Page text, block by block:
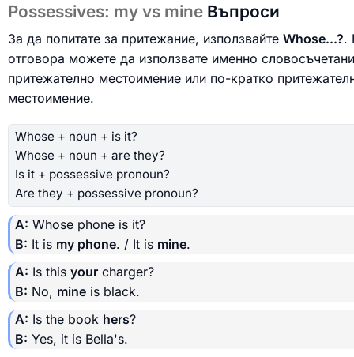
Possessives: my vs mine Въпроси
За да попитате за притежание, използвайте Whose...?.
отговора можете да използвате именно
притежателно местоимение или по-кратко
местоимение.
Whose + noun + is it?
Whose + noun + are they?
Is it + possessive pronoun?
Are they + possessive pronoun?
A: Whose phone is it?
B: It is my phone. / It is mine.
A: Is this your charger?
B: No, mine is black.
A: Is the book hers?
B: Yes, it is Bella's.